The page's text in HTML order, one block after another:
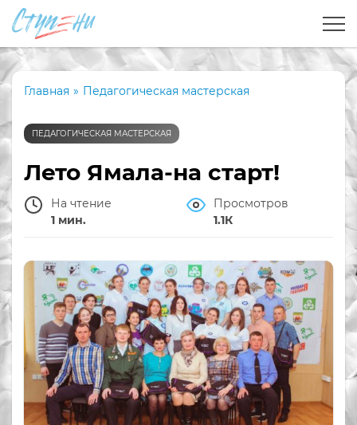
Главная » Педагогическая мастерская
ПЕДАГОГИЧЕСКАЯ МАСТЕРСКАЯ
Лето Ямала-на старт!
На чтение
1 мин.
Просмотров
1.1К